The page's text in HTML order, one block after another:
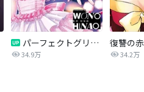
パーフェクトグリッター
34.9万 34.2万